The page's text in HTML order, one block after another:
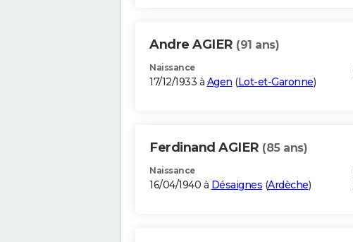
Andre AGIER (91 ans)
Naissance
17/12/1933 à Agen (Lot-et-Garonne)
Ferdinand AGIER (85 ans)
Naissance
16/04/1940 à Désaignes (Ardèche)